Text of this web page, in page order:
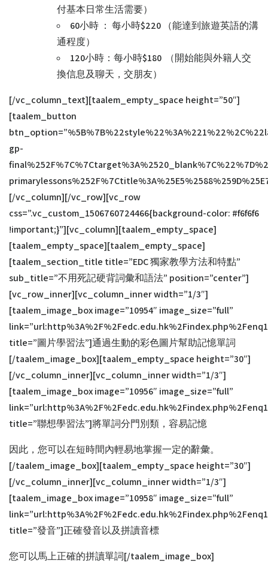
About Us
FAQ
Contact Us
YOUTUBE 加油站
YouTube – Listening
YouTube – Speaking
YouTube – Reading
YouTube – Writing
IELTS 免費資源
Writing – IELTS
Writing Task2 Open Source Q&A
Taboo in IELTS Writing
IELTS 雅思真題練習
EDC 綜合 IELTS 課程
Login
付基本日常生活需要）
60小時 ： 每小時$220 （能達到旅遊英語的溝
通程度）
120小時：每小時$180 （開始能與外籍人交
換信息及聊天，交朋友）
[/vc_column_text][taalem_empty_space height=”50″]
[taalem_button
gp-
[/vc_column][/vc_row][vc_row
css=”.vc_custom_1506760724466{background-color: #f6f6f6
!important;}”][vc_column][taalem_empty_space]
[taalem_empty_space][taalem_empty_space]
[taalem_section_title title=”EDC 獨家教學方法和特點”
sub_title=”不用死記硬背詞彙和語法” position=”center”]
[vc_row_inner][vc_column_inner width=”1/3″]
[taalem_image_box image=”10954″ image_size=”full”
title=”圖片學習法”]通過生動的彩色圖片幫助記憶單詞
[/taalem_image_box][taalem_empty_space height=”30″]
[/vc_column_inner][vc_column_inner width=”1/3″]
[taalem_image_box image=”10956″ image_size=”full”
title=”聯想學習法”]將單詞分門別類，容易記憶
因此，您可以在短時間內輕易地掌握一定的辭彙。
[/taalem_image_box][taalem_empty_space height=”30″]
[/vc_column_inner][vc_column_inner width=”1/3″]
[taalem_image_box image=”10958″ image_size=”full”
title=”發音”]正確發音以及拼讀音標
您可以馬上正確的拼讀單詞[/taalem_image_box]